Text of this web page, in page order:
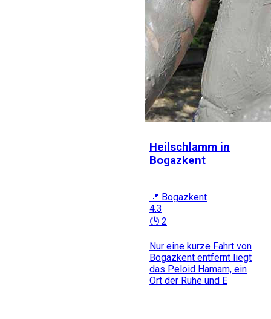
Heilschlamm in
Bogazkent
📍 Bogazkent
4.3
🕒 2
Nur eine kurze Fahrt von
Bogazkent entfernt liegt
das Peloid Hamam, ein
Ort der Ruhe und E